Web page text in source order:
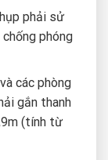
phải sử
phóng
các phòng
gắn thanh
(tính từ